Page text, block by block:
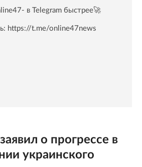
в Telegram быстрее🚀
https://t.me/online47news
о прогрессе в
украинского